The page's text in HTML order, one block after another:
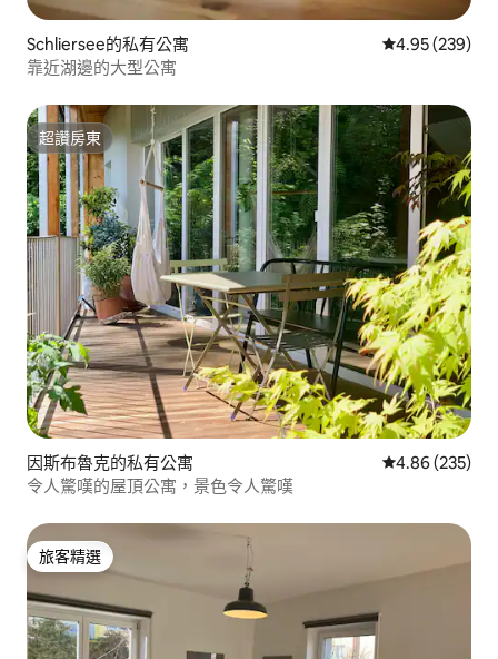
Schliersee的私有公寓 從 239 則評價
4.95 (239)
靠近湖邊的大型公寓
超讚房東
超讚房東
因斯布魯克的私有公寓 從 235 則評價
4.86 (235)
令人驚嘆的屋頂公寓，景色令人驚嘆
旅客精選
旅客精選